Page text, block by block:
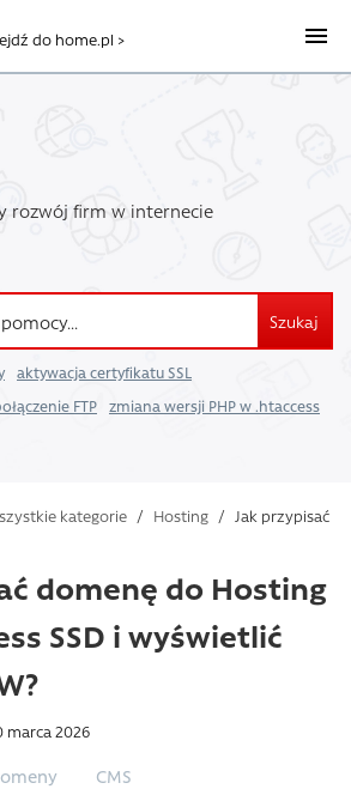
do home.pl >
rozwój firm w internecie
Szukaj
aktywacja certyfikatu SSL
FTP zmiana wersji PHP w .htaccess
kategorie / Hosting /
Jak przypisać
domenę do Hosting
SSD i wyświetlić
marca 2026
CMS